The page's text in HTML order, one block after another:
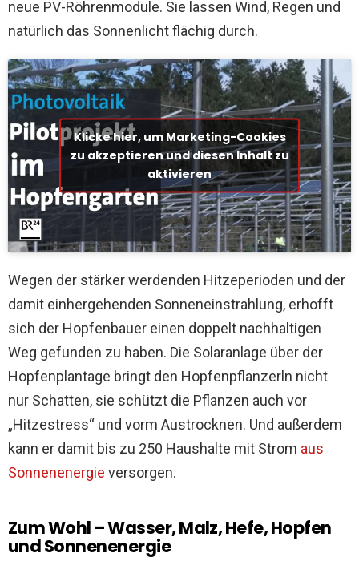
neue PV-Röhrenmodule. Sie lassen Wind, Regen und
natürlich das Sonnenlicht flächig durch.
Klicke hier, um Marketing-Cookies
zu akzeptieren und diesen Inhalt zu
aktivieren
Wegen der stärker werdenden Hitzeperioden und der
damit einhergehenden Sonneneinstrahlung, erhofft
sich der Hopfenbauer einen doppelt nachhaltigen
Weg gefunden zu haben. Die Solaranlage über der
Hopfenplantage bringt den Hopfenpflanzerln nicht
nur Schatten, sie schützt die Pflanzen auch vor
„Hitzestress“ und vorm Austrocknen. Und außerdem
kann er damit bis zu 250 Haushalte mit Strom aus
Sonnenenergie versorgen.
Zum Wohl – Wasser, Malz, Hefe, Hopfen
und Sonnenenergie